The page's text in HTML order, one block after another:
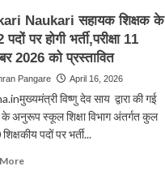
कैरियर
में
16
से
ही
खुलेंगे
स्कूल,शिक्षा
विभाग
ने
शाला
Naukari सहायक शिक्षक के
पर होगी भर्ती,परीक्षा 11
2026 को प्रस्तावित
Pangare April 16, 2026
विष्णु देव साय द्वारा की गई
के अनुरूप स्कूल शिक्षा विभाग अंतर्गत कुल
पदों पर भर्ती...
Read